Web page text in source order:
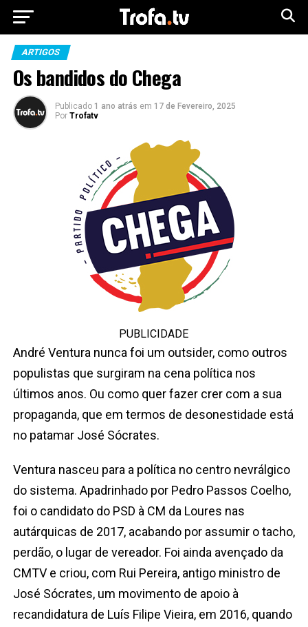
ARTIGOS
Os bandidos do Chega
Publicado 1 ano atrás em 17 de Fevereiro, 2025
Por Trofatv
PUBLICIDADE
André Ventura nunca foi um outsider, como outros
populistas que surgiram na cena política nos
últimos anos. Ou como quer fazer crer com a sua
propaganda, que em termos de desonestidade está
no patamar José Sócrates.
Ventura nasceu para a política no centro nevrálgico
do sistema. Apadrinhado por Pedro Passos Coelho,
foi o candidato do PSD à CM da Loures nas
autárquicas de 2017, acabando por assumir o tacho,
perdão, o lugar de vereador. Foi ainda avençado da
CMTV e criou, com Rui Pereira, antigo ministro de
José Sócrates, um movimento de apoio à
recandidatura de Luís Filipe Vieira, em 2016, quando